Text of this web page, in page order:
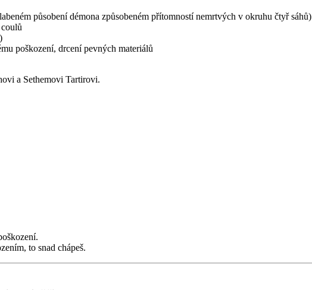
působení démona způsobeném přítomností nemrtvých v okruhu čtyř sáhů)
poškození, drcení pevných materiálů
a Sethemovi Tartirovi.
to snad chápeš.